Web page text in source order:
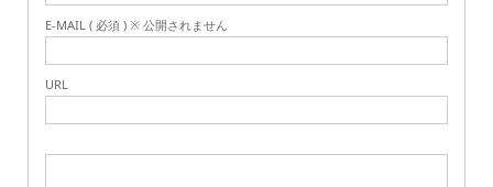
E-MAIL ( 必須 ) ※ 公開されません
URL